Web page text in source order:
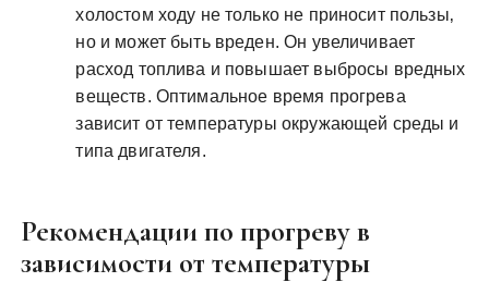
холостом ходу не только не приносит пользы‚
но и может быть вреден. Он увеличивает
расход топлива и повышает выбросы вредных
веществ. Оптимальное время прогрева
зависит от температуры окружающей среды и
типа двигателя.
Рекомендации по прогреву в
зависимости от температуры